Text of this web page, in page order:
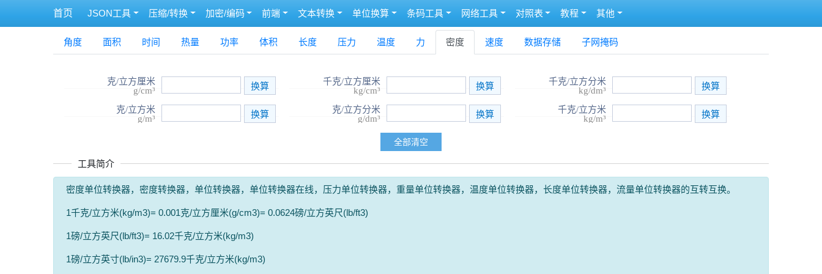
首页 JSON工具 压缩/转换 加密/编码 前端 文本转换 单位换算 条码工具 网络工具 对照表 教程 其他
角度 面积 时间 热量 功率 体积 长度 压力 温度 力 密度 速度 数据存储 子网掩码
克/立方厘米
g/cm³
千克/立方厘米
kg/cm³
千克/立方分米
kg/dm³
克/立方米
g/m³
克/立方分米
g/dm³
千克/立方米
kg/m³
工具简介
密度单位转换器，密度转换器，单位转换器，单位转换器在线，压力单位转换器，重量单位转换器，温度单位转换器，长度单位转换器，流量单位转换器的互转互换。
1千克/立方米(kg/m3)= 0.001克/立方厘米(g/cm3)= 0.0624磅/立方英尺(lb/ft3)
1磅/立方英尺(lb/ft3)= 16.02千克/立方米(kg/m3)
1磅/立方英寸(lb/in3)= 27679.9千克/立方米(kg/m3)